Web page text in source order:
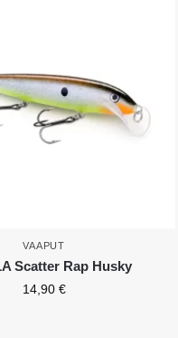
VAAPUT
Scatter Rap Husky
14,90 €